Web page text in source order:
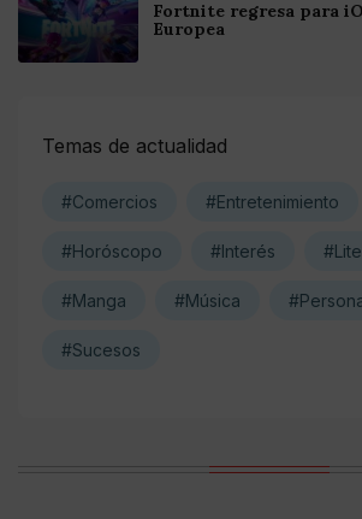
Fortnite regresa para
Europea
Temas de actualidad
#Comercios #Entretenimiento
#Horóscopo #Interés
#Manga #Música
#Sucesos